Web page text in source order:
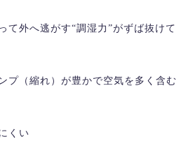
て外へ逃がす“調湿力”がずば抜けて
プ（縮れ）が豊かで空気を多く含む
くい